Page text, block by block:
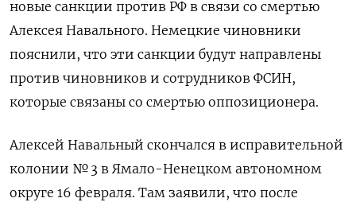
новые санкции против РФ в связи со смертью
Алексея Навального. Немецкие чиновники
пояснили, что эти санкции будут направлены
против чиновников и сотрудников ФСИН,
которые связаны со смертью оппозиционера.
Алексей Навальный скончался в исправительной
колонии № 3 в Ямало-Ненецком автономном
округе 16 февраля. Там заявили, что после